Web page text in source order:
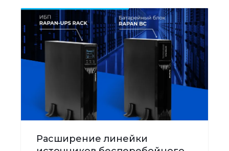
Расширение линейки